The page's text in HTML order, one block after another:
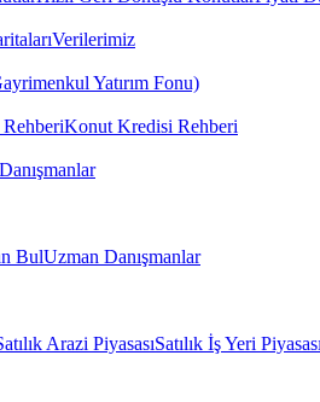
Verilerimiz
Yatırım Fonu)
Konut Kredisi Rehberi
BulUzman Danışmanlar
Arazi PiyasasıSatılık İş Yeri Piyasası